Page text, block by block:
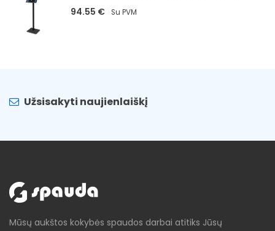
94.55 € Su PVM
Užsisakyti naujienlaiškį
Mūsų aukštos kokybės spaudos darbai atitiks Jūsų